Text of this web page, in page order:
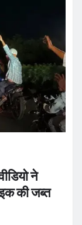
ने
की जब्त